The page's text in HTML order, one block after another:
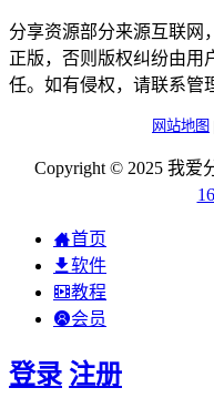
分享资源部分来源互联网
正版，否则版权纠纷由用
任。如有侵权，请联系管
网站地图
Copyright © 2025 我爱
首页
软件
教程
会员
登录 注册